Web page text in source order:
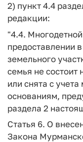
2) пункт 4.4
редакции:
"4.4.
предоставлении
земельного
семья не состоит
или снята с
основаниям,
раздела 2
Статья 6. О
Закона